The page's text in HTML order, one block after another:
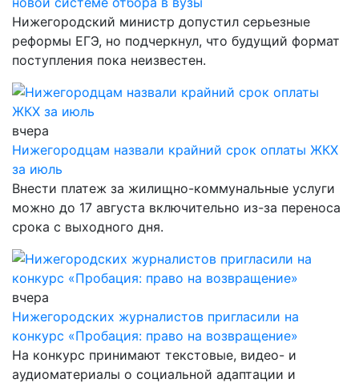
Нижегородский министр допустил серьезные
реформы ЕГЭ, но подчеркнул, что будущий формат
поступления пока неизвестен.
вчера
Нижегородцам назвали крайний срок оплаты ЖКХ
за июль
Внести платеж за жилищно-коммунальные услуги
можно до 17 августа включительно из-за переноса
срока с выходного дня.
вчера
Нижегородских журналистов пригласили на
конкурс «Пробация: право на возвращение»
На конкурс принимают текстовые, видео- и
аудиоматериалы о социальной адаптации и